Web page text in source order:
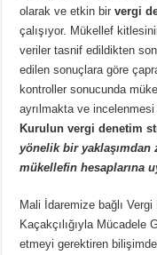
olarak ve etkin birvergi
çalışıyor. Mükellef
veriler tasnif edildikten
edilen sonuçlara göre
kontroller sonucunda
ayrılmakta ve
Kurulun vergi denetim
yönelik bir yaklaşımdan
mükellefin hesaplarına
Mali İdaremize bağlı
Kaçakçılığıyla Mücadele
etmeyi gerektiren